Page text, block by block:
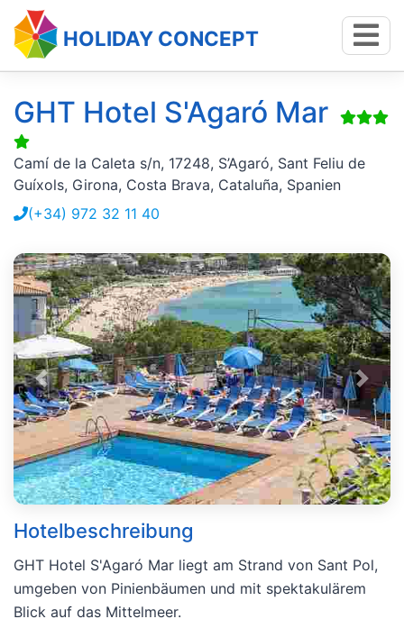
HOLIDAY CONCEPT
GHT Hotel S'Agaró Mar
Camí de la Caleta s/n, 17248, S’Agaró, Sant Feliu de
Guíxols, Girona, Costa Brava, Cataluña, Spanien
(+34) 972 32 11 40
Hotelbeschreibung
GHT Hotel S'Agaró Mar liegt am Strand von Sant Pol,
umgeben von Pinienbäumen und mit spektakulärem
Blick auf das Mittelmeer.